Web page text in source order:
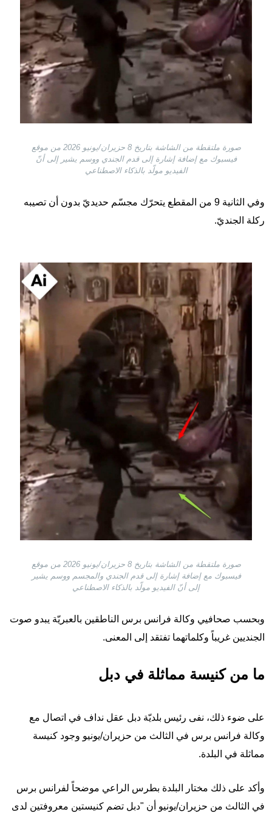
صورة ملتقطة من الشاشة بتاريخ 8 حزيران/يونيو 2026 من موقع
فيسبوك مع إضافة إشارة إلى قدم الجندي ووسم يشير إلى أنّ
الفيديو مولّد بالذكاء الاصطناعي
وفي الثانية 9 من المقطع يتحرّك مجسّم حديديّ بدون أن تصيبه
ركلة الجنديّ.
صورة ملتقطة من الشاشة بتاريخ 8 حزيران/يونيو 2026 من موقع
فيسبوك مع إضافة إشارة إلى قدم الجندي والمجسم ووسم يشير
إلى أنّ الفيديو مولّد بالذكاء الاصطناعي
وبحسب صحافيي وكالة فرانس برس الناطقين بالعبريّة يبدو صوت
الجنديين غريباً وكلماتهما تفتقد إلى المعنى.
ما من كنيسة مماثلة في دبل
على ضوء ذلك، نفى رئيس بلديّة دبل عقل نداف في اتصال مع
وكالة فرانس برس في الثالث من حزيران/يونيو وجود كنيسة
مماثلة في البلدة.
وأكد على ذلك مختار البلدة بطرس الراعي موضحاً لفرانس برس
في الثالث من حزيران/يونيو أن "دبل تضم كنيستين معروفتين لدى